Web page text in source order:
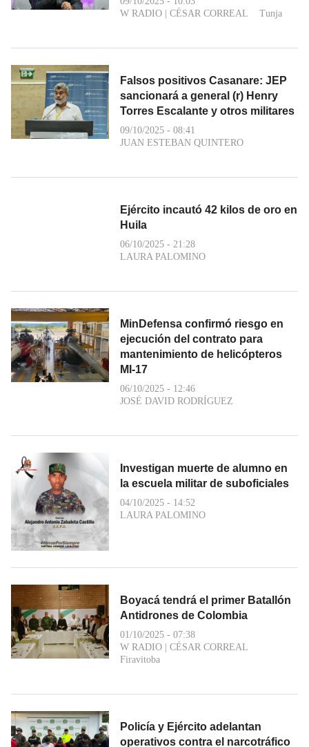
W RADIO
CÉSAR CORREAL Tunja
Falsos positivos Casanare: JEP
sancionará a general (r) Henry
Torres Escalante y otros militares
09/10/2025 - 08:41
JUAN ESTEBAN QUINTERO
Ejército incautó 42 kilos de oro en
Huila
06/10/2025 - 21:28
LAURA PALOMINO
MinDefensa confirmó riesgo en
ejecución del contrato para
mantenimiento de helicópteros
MI-17
06/10/2025 - 12:46
JOSÉ DAVID RODRÍGUEZ
Investigan muerte de alumno en
la escuela militar de suboficiales
04/10/2025 - 14:52
LAURA PALOMINO
Boyacá tendrá el primer Batallón
Antidrones de Colombia
01/10/2025 - 07:38
W RADIO
CÉSAR CORREAL
Firavitoba
Policía y Ejército adelantan
operativos contra el narcotráfico